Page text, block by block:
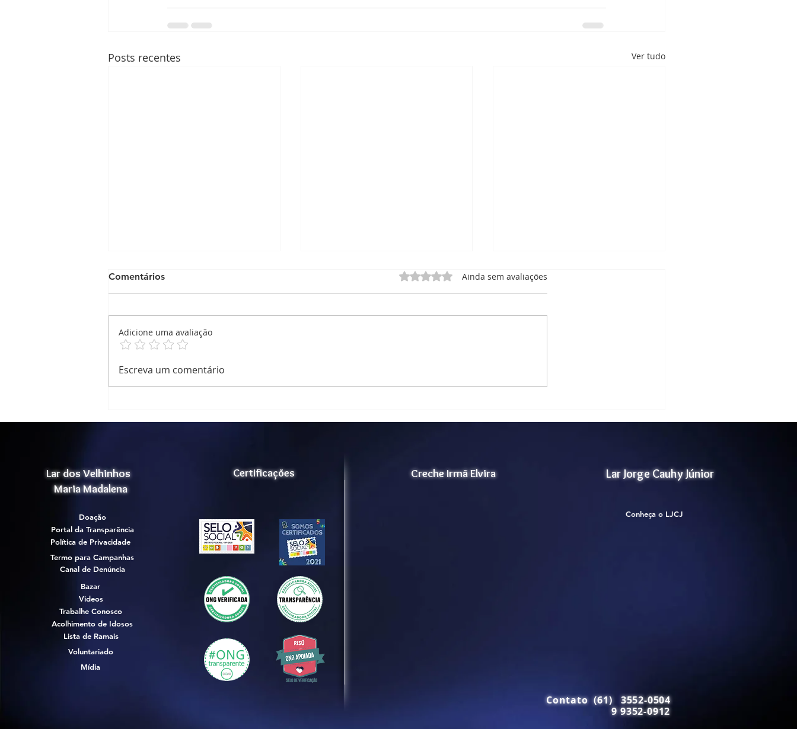
Posts recentes Ver tudo
Relatório de Atividade
Comentários Avaliado com 0 de 5 estrelas.
Ainda sem avaliações
Adicione uma avaliação
Escreva um comentário
Lar dos Velhinhos
Maria Madalena
Doação
Portal da Transparência
Política de Privacidade
Termo para Campanhas
Canal de Denúncia
Bazar
Videos
Trabalhe Conosco
Acolhimento de Idosos
Lista de Ramais
Voluntariado
Mídia
Certificações Creche Irmã Elvira Lar Jorge Cauhy Júnior
Conheça o LJCJ
Contato (61) 3552-0504
9 9352-0912